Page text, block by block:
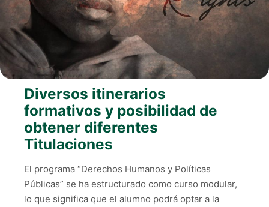
Diversos itinerarios
formativos y posibilidad de
obtener diferentes
Titulaciones
El programa “Derechos Humanos y Políticas
Públicas” se ha estructurado como curso modular,
lo que significa que el alumno podrá optar a la